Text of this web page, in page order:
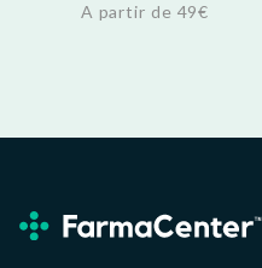
A partir de 49€